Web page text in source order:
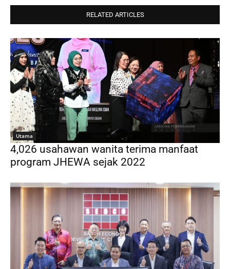
RELATED ARTICLES
Utama
4,026 usahawan wanita terima manfaat
program JHEWA sejak 2022